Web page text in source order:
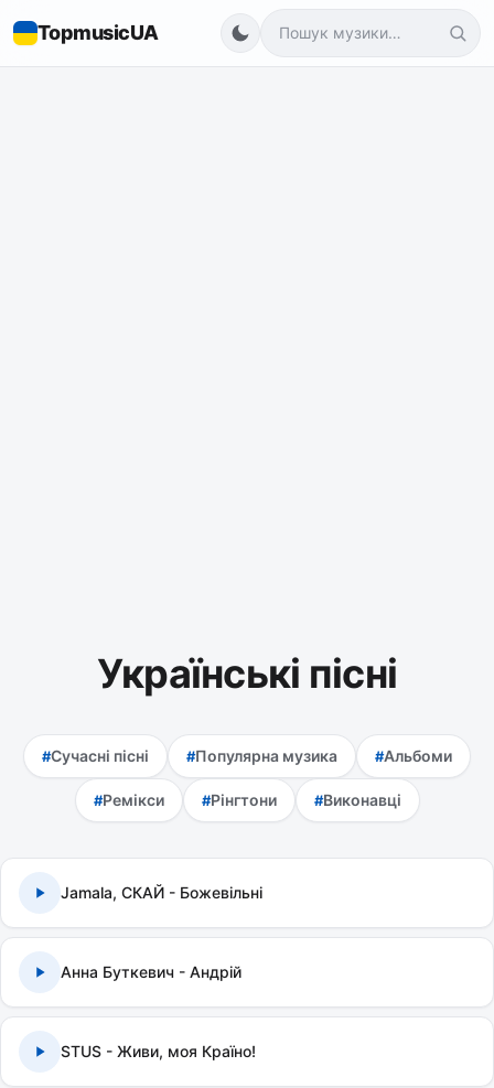
TopmusicUA
Українські пісні
Сучасні пісні Популярна музика Альбоми
Ремікси Рінгтони Виконавці
Jamala, СКАЙ - Божевільні
Анна Буткевич - Андрій
STUS - Живи, моя Країно!